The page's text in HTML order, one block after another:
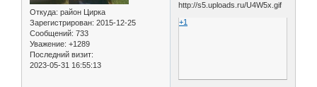
Откуда: район Цирка
Зарегистрирован: 2015-12-25
Сообщений: 733
Уважение: +1289
Последний визит:
2023-05-31 16:55:13
+1